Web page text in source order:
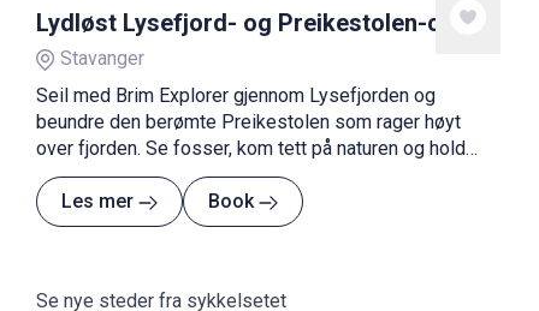
Lydløst Lysefjord- og Preikestolen-cruise
Stavanger
Seil med Brim Explorer gjennom Lysefjorden og
beundre den berømte Preikestolen som rager høyt
over fjorden. Se fosser, kom tett på naturen og hold
utkikk etter dyreliv.
Les mer
Book
Se nye steder fra sykkelsetet